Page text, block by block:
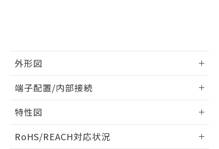
外形図
外形図
端子配置/内部接続
端子配置/内部接続
特性図
RoHS/REACH対応状況
指します。
また、RoHS指令のフタル酸エステル類４
物質の対応では、対応完了までの期間は出
荷製品に未対応品が混在することから備考
欄に対応日を記載しておりました。
既に当社にて対応品への在庫切替を完了
していることから、特段のことがない限
り、2022年1月12日より割愛しておりま
す。